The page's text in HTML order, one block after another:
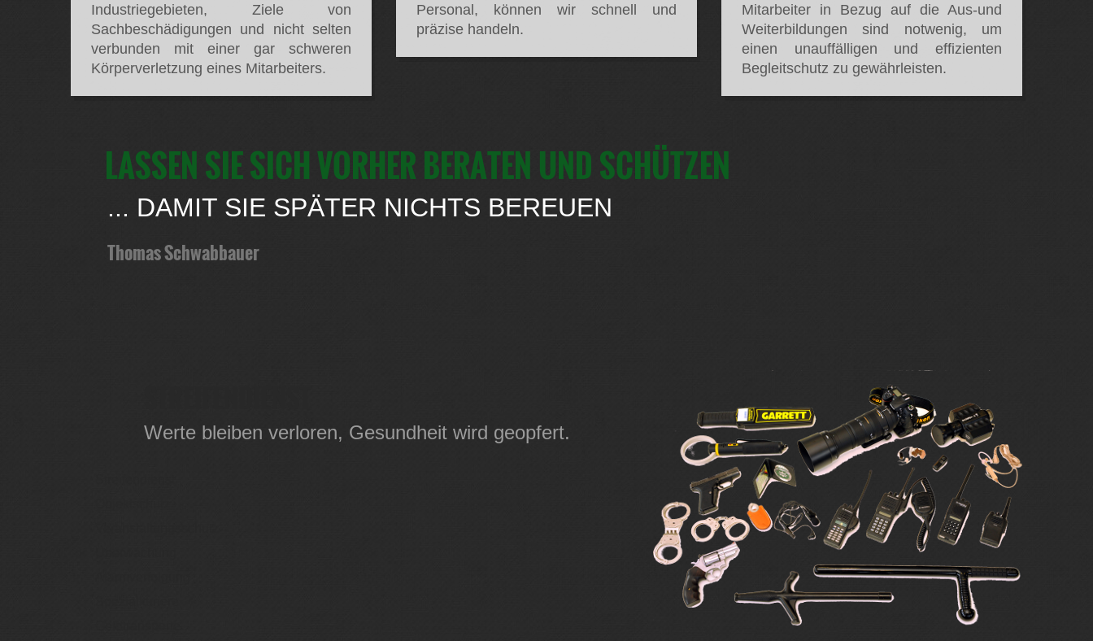
Industriegebieten, Ziele von
Sachbeschädigungen und nicht selten
verbunden mit einer gar schweren
Körperverletzung eines Mitarbeiters.
Personal, können wir schnell und
präzise handeln.
Mitarbeiter in Bezug auf die Aus-und
Weiterbildungen sind notwenig, um
einen unauffälligen und effizienten
Begleitschutz zu gewährleisten.
LASSEN SIE SICH VORHER BERATEN UND SCHÜTZEN
... DAMIT SIE SPÄTER NICHTS BEREUEN
Thomas Schwabbauer
Werte bleiben verloren, Gesundheit wird geopfert.